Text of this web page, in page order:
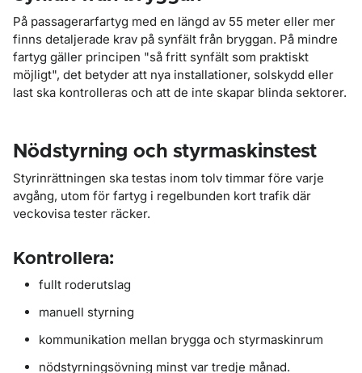
På passagerarfartyg med en längd av 55 meter eller mer
finns detaljerade krav på synfält från bryggan. På mindre
fartyg gäller principen "så fritt synfält som praktiskt
möjligt", det betyder att nya installationer, solskydd eller
last ska kontrolleras och att de inte skapar blinda sektorer.
Nödstyrning och styrmaskinstest
Styrinrättningen ska testas inom tolv timmar före varje
avgång, utom för fartyg i regelbunden kort trafik där
veckovisa tester räcker.
Kontrollera:
fullt roderutslag
manuell styrning
kommunikation mellan brygga och styrmaskinrum
nödstyrningsövning minst var tredje månad.